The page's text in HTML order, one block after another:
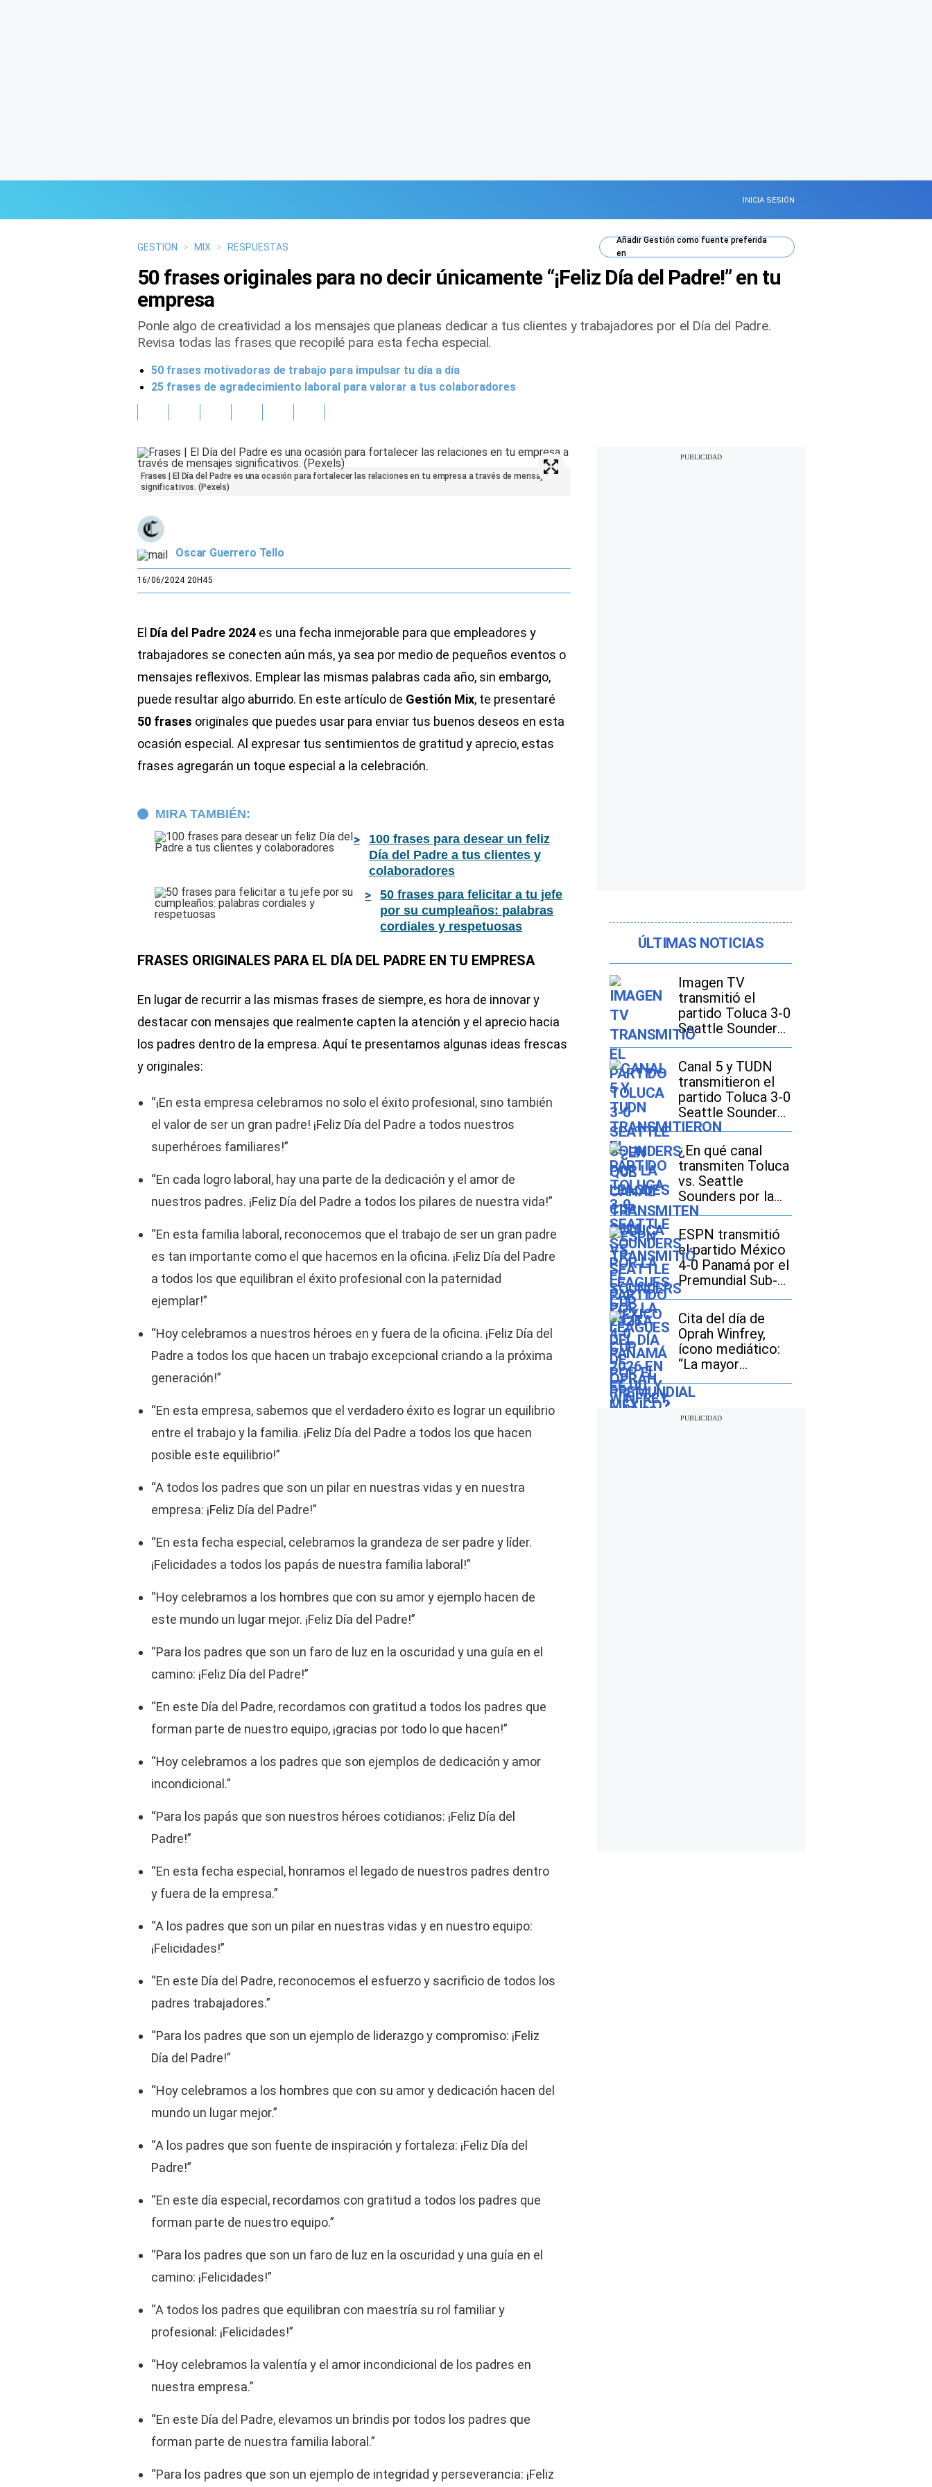
INICIA SESIÓN
GESTION > MIX > RESPUESTAS
AñadirGestióncomo fuente preferida
en
50 frases originales para no decir únicamente “¡Feliz Día del Padre!” en tu
empresa
Ponle algo de creatividad a los mensajes que planeas dedicar a tus clientes y trabajadores por el Día del Padre.
Revisa todas las frases que recopilé para esta fecha especial.
50 frases motivadoras de trabajo para impulsar tu día a día
25 frases de agradecimiento laboral para valorar a tus colaboradores
Frases | El Día del Padre es una ocasión para fortalecer las relaciones en tu empresa a través de mensajes
significativos. (Pexels)
Oscar Guerrero Tello
16/06/2024 20H45
El Día del Padre 2024 es una fecha inmejorable para que empleadores y
trabajadores se conecten aún más, ya sea por medio de pequeños eventos o
mensajes reflexivos. Emplear las mismas palabras cada año, sin embargo,
puede resultar algo aburrido. En este artículo de Gestión Mix, te presentaré
50 frases originales que puedes usar para enviar tus buenos deseos en esta
ocasión especial. Al expresar tus sentimientos de gratitud y aprecio, estas
frases agregarán un toque especial a la celebración.
MIRA TAMBIÉN:
100 frases para desear un feliz
Día del Padre a tus clientes y
colaboradores
50 frases para felicitar a tu jefe
por su cumpleaños: palabras
cordiales y respetuosas
FRASES ORIGINALES PARA EL DÍA DEL PADRE EN TU EMPRESA
En lugar de recurrir a las mismas frases de siempre, es hora de innovar y
destacar con mensajes que realmente capten la atención y el aprecio hacia
los padres dentro de la empresa. Aquí te presentamos algunas ideas frescas
y originales:
“¡En esta empresa celebramos no solo el éxito profesional, sino también
el valor de ser un gran padre! ¡Feliz Día del Padre a todos nuestros
superhéroes familiares!”
“En cada logro laboral, hay una parte de la dedicación y el amor de
nuestros padres. ¡Feliz Día del Padre a todos los pilares de nuestra vida!”
“En esta familia laboral, reconocemos que el trabajo de ser un gran padre
es tan importante como el que hacemos en la oficina. ¡Feliz Día del Padre
a todos los que equilibran el éxito profesional con la paternidad
ejemplar!”
“Hoy celebramos a nuestros héroes en y fuera de la oficina. ¡Feliz Día del
Padre a todos los que hacen un trabajo excepcional criando a la próxima
generación!”
“En esta empresa, sabemos que el verdadero éxito es lograr un equilibrio
entre el trabajo y la familia. ¡Feliz Día del Padre a todos los que hacen
posible este equilibrio!”
“A todos los padres que son un pilar en nuestras vidas y en nuestra
empresa: ¡Feliz Día del Padre!”
“En esta fecha especial, celebramos la grandeza de ser padre y líder.
¡Felicidades a todos los papás de nuestra familia laboral!”
“Hoy celebramos a los hombres que con su amor y ejemplo hacen de
este mundo un lugar mejor. ¡Feliz Día del Padre!”
“Para los padres que son un faro de luz en la oscuridad y una guía en el
camino: ¡Feliz Día del Padre!”
“En este Día del Padre, recordamos con gratitud a todos los padres que
forman parte de nuestro equipo, ¡gracias por todo lo que hacen!”
“Hoy celebramos a los padres que son ejemplos de dedicación y amor
incondicional.”
“Para los papás que son nuestros héroes cotidianos: ¡Feliz Día del
Padre!”
“En esta fecha especial, honramos el legado de nuestros padres dentro
y fuera de la empresa.”
“A los padres que son un pilar en nuestras vidas y en nuestro equipo:
¡Felicidades!”
“En este Día del Padre, reconocemos el esfuerzo y sacrificio de todos los
padres trabajadores.”
“Para los padres que son un ejemplo de liderazgo y compromiso: ¡Feliz
Día del Padre!”
“Hoy celebramos a los hombres que con su amor y dedicación hacen del
mundo un lugar mejor.”
“A los padres que son fuente de inspiración y fortaleza: ¡Feliz Día del
Padre!”
“En este día especial, recordamos con gratitud a todos los padres que
forman parte de nuestro equipo.”
“Para los padres que son un faro de luz en la oscuridad y una guía en el
camino: ¡Felicidades!”
“A todos los padres que equilibran con maestría su rol familiar y
profesional: ¡Felicidades!”
“Hoy celebramos la valentía y el amor incondicional de los padres en
nuestra empresa.”
“En este Día del Padre, elevamos un brindis por todos los padres que
forman parte de nuestra familia laboral.”
“Para los padres que son un ejemplo de integridad y perseverancia: ¡Feliz
ÚLTIMAS NOTICIAS
Imagen TV
transmitió el
partido Toluca 3-0
Seattle Sounders
por la Leagues
Cup 2026
Canal 5 y TUDN
transmitieron el
partido Toluca 3-0
Seattle Sounders
por la Leagues
Cup 2026
¿En qué canal
transmiten Toluca
vs. Seattle
Sounders por la
Leagues Cup 2026
en EE.UU. y
México?
ESPN transmitió
el partido México
4-0 Panamá por el
Premundial Sub-
20
Cita del día de
Oprah Winfrey,
ícono mediático:
“La mayor
aventura que
puedes
la vida de tus